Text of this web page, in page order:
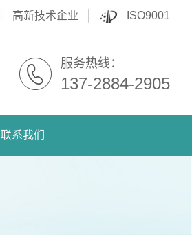
高新技术企业 ISO9001
服务热线：
137-2884-2905
联系我们